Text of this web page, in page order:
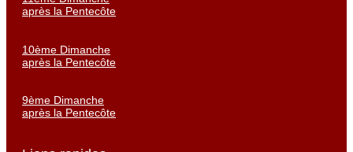
après la Pentecôte
10ème Dimanche
après la Pentecôte
9ème Dimanche
après la Pentecôte